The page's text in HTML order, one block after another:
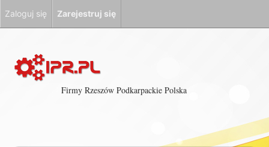
Firmy Rzeszów Podkarpackie Polska
Zaloguj się Zarejestruj się